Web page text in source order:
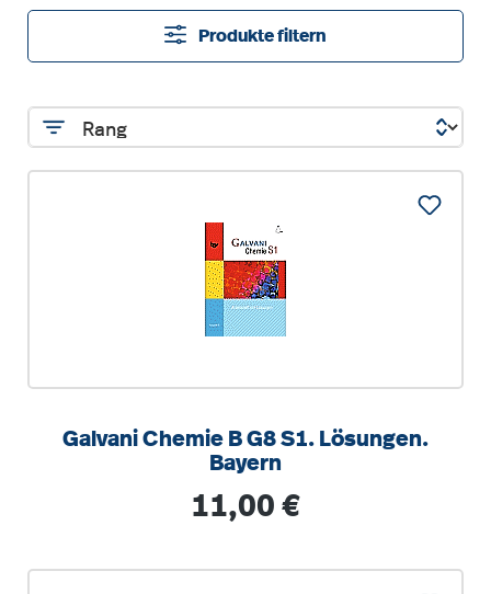
Produkte filtern
Galvani Chemie B G8 S1. Lösungen.
Bayern
Regulärer Preis:
11,00 €